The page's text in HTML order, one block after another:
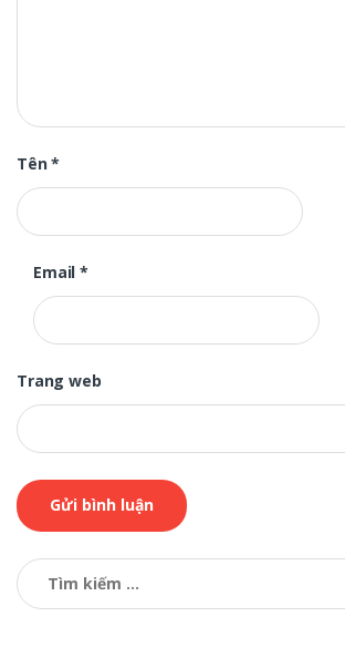
Tên*
Email*
Trang web
Tìm
kiếm
cho: